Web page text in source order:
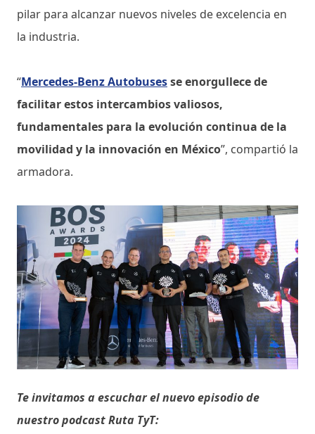
pilar para alcanzar nuevos niveles de excelencia en
la industria.
“Mercedes-Benz Autobusesse enorgullece de
facilitar estos intercambios valiosos,
fundamentales para la evolución continua de la
movilidad y la innovación en México”, compartió la
armadora.
Te invitamos a escuchar el nuevo episodio de
nuestro podcast Ruta TyT: